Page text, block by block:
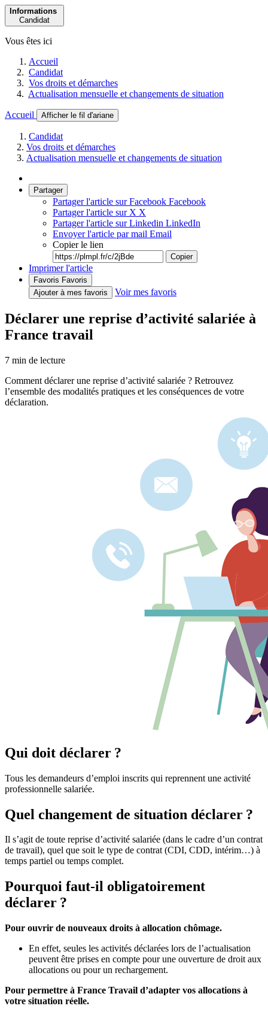
Informations
Candidat
Vous êtes ici
Accueil
Candidat
Vos droits et démarches
Actualisation mensuelle et changements de situation
Accueil Afficher le fil d'ariane
Candidat
Vos droits et démarches
Actualisation mensuelle et changements de situation
Partager
Partager l'article sur Facebook Facebook
Partager l'article sur X X
Partager l'article sur Linkedin LinkedIn
Envoyer l'article par mail Email
Copier le lien
Copier
Imprimer l'article
Favoris Favoris
Ajouter à mes favoris
Voir mes favoris
Déclarer une reprise d’activité salariée à
France travail
7 min de lecture
Comment déclarer une reprise d’activité salariée ? Retrouvez
l’ensemble des modalités pratiques et les conséquences de votre
déclaration.
Qui doit déclarer ?
Tous les demandeurs d’emploi inscrits qui reprennent une activité
professionnelle salariée.
Quel changement de situation déclarer ?
Il s’agit de toute reprise d’activité salariée (dans le cadre d’un contrat
de travail), quel que soit le type de contrat (CDI, CDD, intérim…) à
temps partiel ou temps complet.
Pourquoi faut-il obligatoirement
déclarer ?
Pour ouvrir de nouveaux droits à allocation chômage.
En effet, seules les activités déclarées lors de l’actualisation
peuvent être prises en compte pour une ouverture de droit aux
allocations ou pour un rechargement.
Pour permettre à France Travail d’adapter vos allocations à
votre situation réelle.